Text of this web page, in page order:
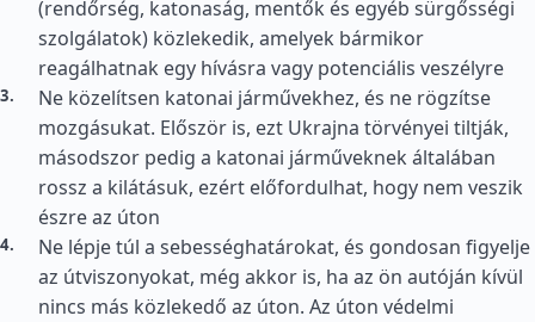
(rendőrség, katonaság, mentők és egyéb sürgősségi
szolgálatok) közlekedik, amelyek bármikor
reagálhatnak egy hívásra vagy potenciális veszélyre
Ne közelítsen katonai járművekhez, és ne rögzítse
mozgásukat. Először is, ezt Ukrajna törvényei tiltják,
másodszor pedig a katonai járműveknek általában
rossz a kilátásuk, ezért előfordulhat, hogy nem veszik
észre az úton
Ne lépje túl a sebességhatárokat, és gondosan figyelje
az útviszonyokat, még akkor is, ha az ön autóján kívül
nincs más közlekedő az úton. Az úton védelmi